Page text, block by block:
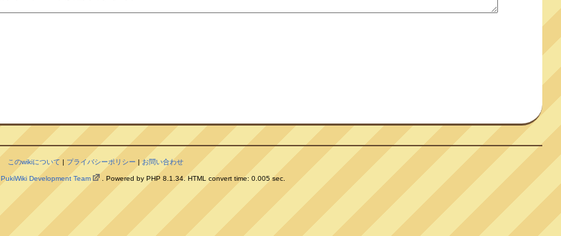
このwikiについて | プライバシーポリシー |お問い合わせ
PukiWiki Development Team . Powered by PHP 8.1.34. HTML convert time: 0.005 sec.